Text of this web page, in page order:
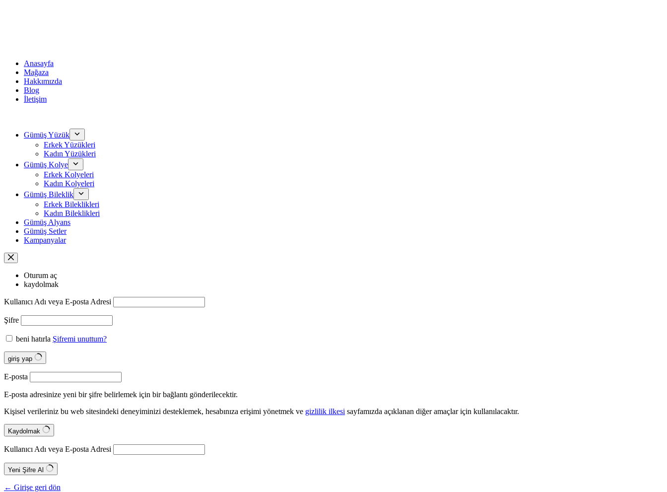
Anasayfa
Mağaza
Hakkımızda
Blog
İletişim
Gümüş Yüzük
Erkek Yüzükleri
Kadın Yüzükleri
Gümüş Kolye
Erkek Kolyeleri
Kadın Kolyeleri
Gümüş Bileklik
Erkek Bileklikleri
Kadın Bileklikleri
Gümüş Alyans
Gümüş Setler
Kampanyalar
Oturum aç
kaydolmak
Kullanıcı Adı veya E-posta Adresi
Şifre
beni hatırla Şifremi unuttum?
giriş yap
E-posta
E-posta adresinize yeni bir şifre belirlemek için bir bağlantı gönderilecektir.
Kişisel verileriniz bu web sitesindeki deneyiminizi desteklemek, hesabınıza erişimi yönetmek ve gizlilik ilkesi sayfamızda açıklanan diğer amaçlar için kullanılacaktır.
Kaydolmak
Kullanıcı Adı veya E-posta Adresi
Yeni Şifre Al
← Girişe geri dön